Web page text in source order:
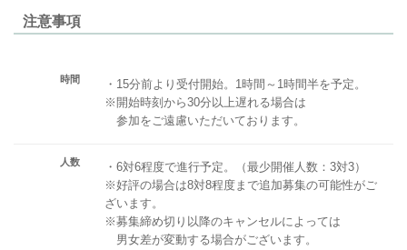
注意事項
時間
・15分前より受付開始。1時間～1時間半を予定。
※開始時刻から30分以上遅れる場合は
参加をご遠慮いただいております。
人数
・6対6程度で進行予定。（最少開催人数：3対3）
※好評の場合は8対8程度まで追加募集の可能性がご
ざいます。
※募集締め切り以降のキャンセルによっては
男女差が変動する場合がございます。